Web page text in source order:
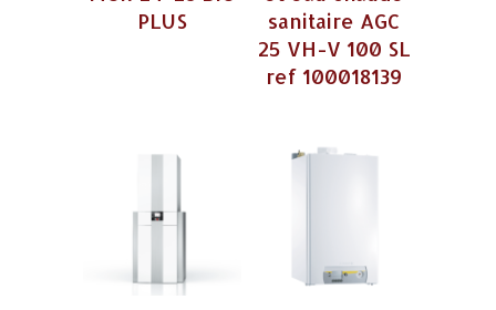
PLUS
sanitaire AGC
25 VH-V 100 SL
ref 100018139